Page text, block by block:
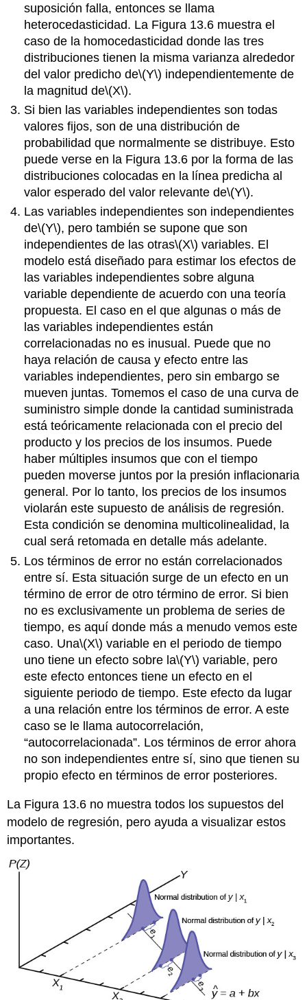
suposición falla, entonces se llama
heterocedasticidad. La Figura 13.6 muestra el
caso de la homocedasticidad donde las tres
distribuciones tienen la misma varianza alrededor
del valor predicho de\(Y\) independientemente de
la magnitud de\(X\).
Si bien las variables independientes son todas
valores fijos, son de una distribución de
probabilidad que normalmente se distribuye. Esto
puede verse en la Figura 13.6 por la forma de las
distribuciones colocadas en la línea predicha al
valor esperado del valor relevante de\(Y\).
Las variables independientes son independientes
de\(Y\), pero también se supone que son
independientes de las otras\(X\) variables. El
modelo está diseñado para estimar los efectos de
las variables independientes sobre alguna
variable dependiente de acuerdo con una teoría
propuesta. El caso en el que algunas o más de
las variables independientes están
correlacionadas no es inusual. Puede que no
haya relación de causa y efecto entre las
variables independientes, pero sin embargo se
mueven juntas. Tomemos el caso de una curva de
suministro simple donde la cantidad suministrada
está teóricamente relacionada con el precio del
producto y los precios de los insumos. Puede
haber múltiples insumos que con el tiempo
pueden moverse juntos por la presión inflacionaria
general. Por lo tanto, los precios de los insumos
violarán este supuesto de análisis de regresión.
Esta condición se denomina multicolinealidad, la
cual será retomada en detalle más adelante.
Los términos de error no están correlacionados
entre sí. Esta situación surge de un efecto en un
término de error de otro término de error. Si bien
no es exclusivamente un problema de series de
tiempo, es aquí donde más a menudo vemos este
caso. Una\(X\) variable en el periodo de tiempo
uno tiene un efecto sobre la\(Y\) variable, pero
este efecto entonces tiene un efecto en el
siguiente periodo de tiempo. Este efecto da lugar
a una relación entre los términos de error. A este
caso se le llama autocorrelación,
“autocorrelacionada”. Los términos de error ahora
no son independientes entre sí, sino que tienen su
propio efecto en términos de error posteriores.
La Figura 13.6 no muestra todos los supuestos del
modelo de regresión, pero ayuda a visualizar estos
importantes.